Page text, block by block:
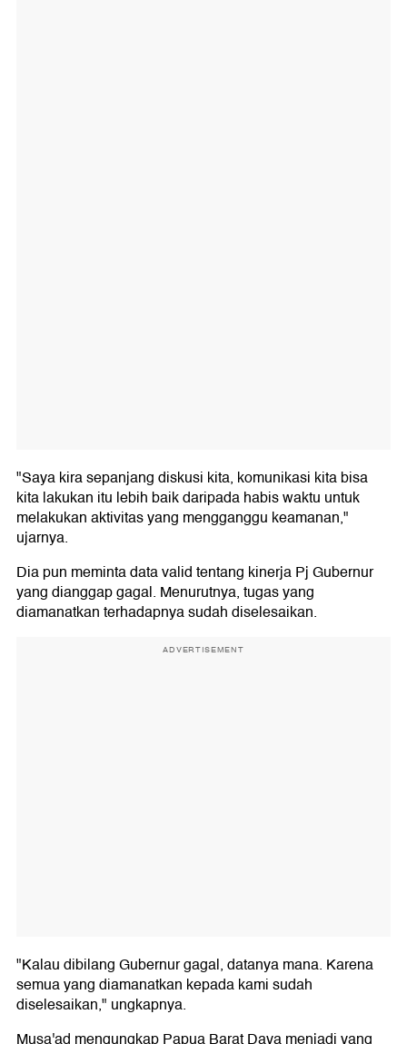
"Saya kira sepanjang diskusi kita, komunikasi kita bisa
kita lakukan itu lebih baik daripada habis waktu untuk
melakukan aktivitas yang mengganggu keamanan,"
ujarnya.
Dia pun meminta data valid tentang kinerja Pj Gubernur
yang dianggap gagal. Menurutnya, tugas yang
diamanatkan terhadapnya sudah diselesaikan.
ADVERTISEMENT
"Kalau dibilang Gubernur gagal, datanya mana. Karena
semua yang diamanatkan kepada kami sudah
diselesaikan," ungkapnya.